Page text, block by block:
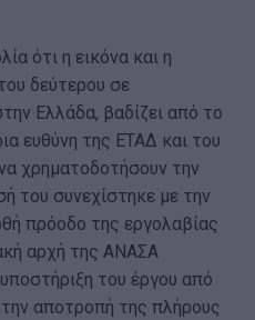
ότι η εικόνα και η
δεύτερου σε
Ελλάδα, βαδίζει από το
ευθύνη της ΕΤΑΔ και του
χρηματοδοτήσουν την
του συνεχίστηκε με την
πρόοδο της εργολαβίας
αρχή της ΑΝΑΣΑ
του έργου από
αποτροπή της πλήρους